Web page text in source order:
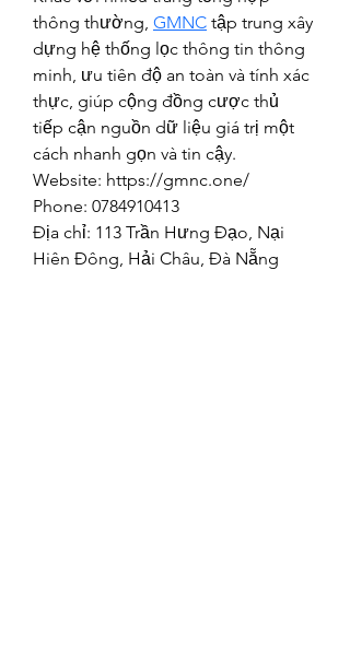
thông thường, GMNC tập trung xây
dựng hệ thống lọc thông tin thông
minh, ưu tiên độ an toàn và tính xác
thực, giúp cộng đồng cược thủ
tiếp cận nguồn dữ liệu giá trị một
cách nhanh gọn và tin cậy.
Website: https://gmnc.one/
Phone: 0784910413
Địa chỉ: 113 Trần Hưng Đạo, Nại
Hiên Đông, Hải Châu, Đà Nẵng